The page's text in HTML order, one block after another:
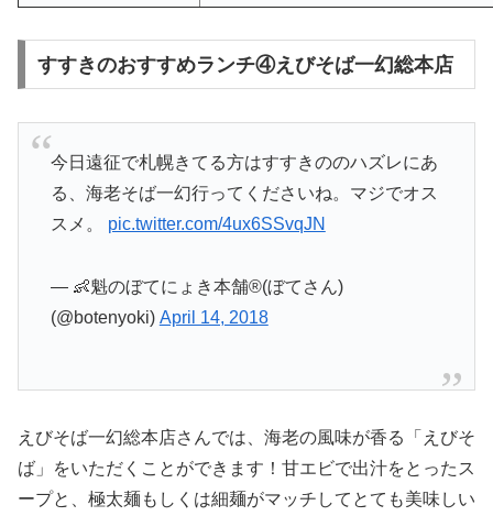
すすきのおすすめランチ④えびそば一幻総本店
今日遠征で札幌きてる方はすすきののハズレにあ
る、海老そば一幻行ってくださいね。マジでオス
スメ。 pic.twitter.com/4ux6SSvqJN
— 👶魁のぼてにょき本舗®︎(ぼてさん)
(@botenyoki) April 14, 2018
えびそば一幻総本店さんでは、海老の風味が香る「えびそ
ば」をいただくことができます！甘エビで出汁をとったス
ープと、極太麺もしくは細麺がマッチしてとても美味しい